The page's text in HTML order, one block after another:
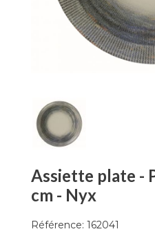
Assiette plate -
cm - Nyx
Référence: 162041